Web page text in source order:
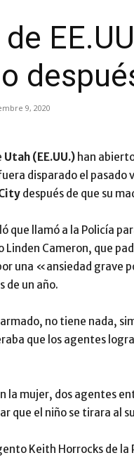
9, 2020
Utah (EE.UU.) han
disparado el pasado
después de que su
que llamó a la Policía
Linden Cameron, que
una «ansiedad grave
de un año.
no tiene nada,
que los agentes
la mujer, dos agentes
que el niño se tirara al
Keith Horrocks de